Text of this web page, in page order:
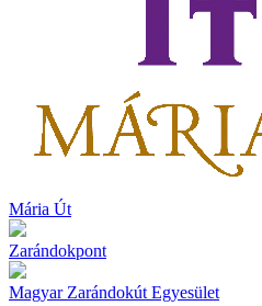
Mária Út
Zarándokpont
Magyar Zarándokút Egyesület